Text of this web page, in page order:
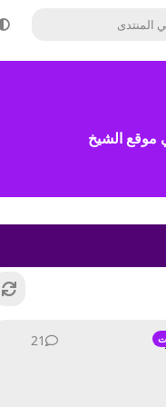
موقع الشيخ
21